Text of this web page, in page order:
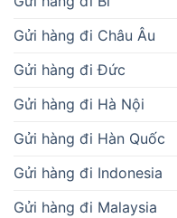
Gửi hàng đi Châu Âu
Gửi hàng đi Đức
Gửi hàng đi Hà Nội
Gửi hàng đi Hàn Quốc
Gửi hàng đi Indonesia
Gửi hàng đi Malaysia